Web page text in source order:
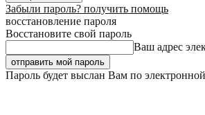
Забыли пароль? получить помощь
восстановление пароля
Восстановите свой пароль
Ваш адрес
Пароль будет выслан Вам по